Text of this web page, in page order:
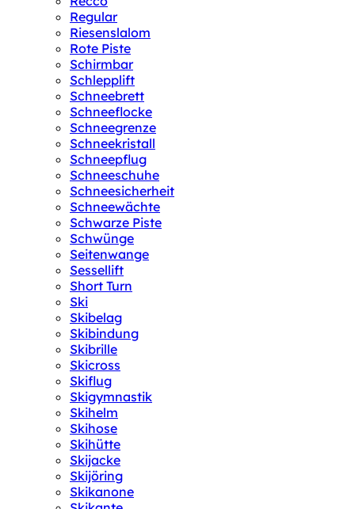
Regular
Riesenslalom
Rote Piste
Schirmbar
Schlepplift
Schneebrett
Schneeflocke
Schneegrenze
Schneekristall
Schneepflug
Schneeschuhe
Schneesicherheit
Schneewächte
Schwarze Piste
Schwünge
Seitenwange
Sessellift
Short Turn
Ski
Skibelag
Skibindung
Skibrille
Skicross
Skiflug
Skigymnastik
Skihelm
Skihose
Skihütte
Skijacke
Skijöring
Skikanone